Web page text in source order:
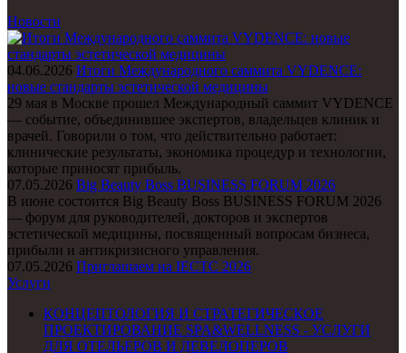
Новости
04.06.2026 Итоги Международного саммита VYDENCE:
новые стандарты эстетической медицины
29 мая в Москве прошел Международный саммит VYDENCE
— событие, объединившее экспертов, владельцев клиник и
врачей. Говорили о том, что действительно работает:
клинические результаты, экономика процедур и технологии,
которые приносят прибыль.
07.05.2026 Big Beauty Boss BUSINESS FORUM 2026
В июне состоится Big Beauty Boss BUSINESS FORUM 2026
— форум для руководителей, докторов и экспертов
эстетической медицины, посвященный вопросам бизнеса,
прибыли и антикризисного управления.
07.05.2026 Приглашаем на IECTC 2026
Услуги
КОНЦЕПТОЛОГИЯ И СТРАТЕГИЧЕСКОЕ
ПРОЕКТИРОВАНИЕ SPA&WELLNESS - УСЛУГИ
ДЛЯ ОТЕЛЬЕРОВ И ДЕВЕЛОПЕРОВ